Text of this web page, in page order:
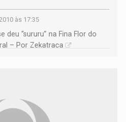
às 17:35
deu “sururu” na Fina Flor do
– Por Zekatraca